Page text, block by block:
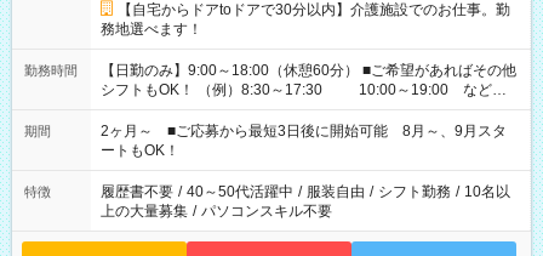
【自宅からドアtoドアで30分以内】介護施設でのお仕事。勤
務地選べます！
勤務時間
【日勤のみ】9:00～18:00（休憩60分） ■ご希望があればその他
シフトもOK！ （例）8:30～17:30 10:00～19:00 など
「家族とお休みを合わせたい」 「できれば残業はしたくない」
など、あなたのご希望に沿ったお仕事をご紹介します！ ※Wワ
ーク希望の方へ 今ご覧のお仕事で希望する勤務時間と、もう1つ
のお仕事の勤務時間。 合計で週40時間を超える場合は応募でき
ません
期間
2ヶ月～ ■ご応募から最短3日後に開始可能 8月～、9月スタ
ートもOK！
特徴 履歴書不要 / 40～50代活躍中 / 服装自由 / シフト勤務 / 10名以
上の大量募集 / パソコンスキル不要